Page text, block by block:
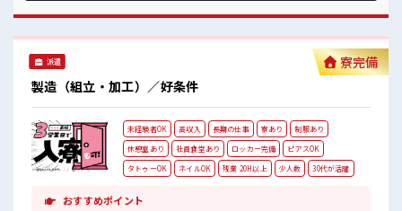
ばヘアカラーOK！ 仕事の合間の息抜きは休憩室で♪ ロッカ
ーあり！ 安心してお仕事に集中♪
派遣
製造（組立・加工）／好条件
寮完備
未経験者OK 高収入 長期の仕事 寮あり
制服あり
休憩室あり
社員食堂あり ロッカー完備
ピアスOK
タトゥーOK
ネイルOK 残業 20H以上 少人数 30代が活躍
おすすめポイント